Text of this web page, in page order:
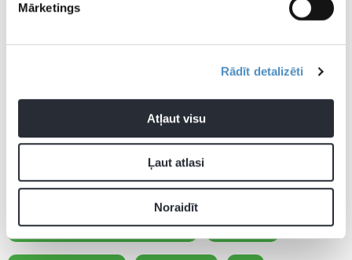
Mārketings
Rādīt detalizēti
Atļaut visu
Ļaut atlasi
Noraidīt
2024. gada Parīzes olimpiskās spēles Aktualitātes